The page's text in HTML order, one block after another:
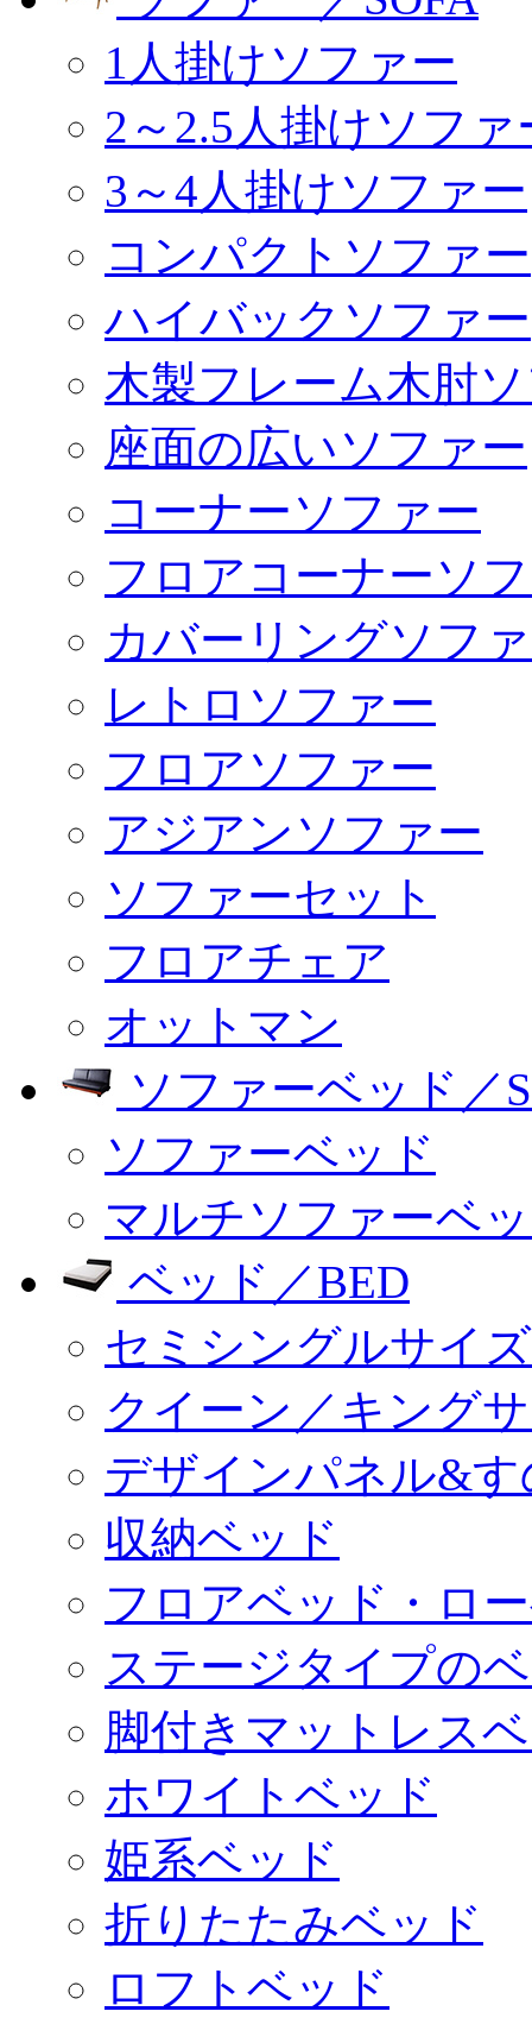
1人掛けソファー
2～2.5人掛けソファ
3～4人掛けソファー
コンパクトソファー
ハイバックソファー
木製フレーム木肘
座面の広いソファー
コーナーソファー
フロアコーナーソ
カバーリングソフ
レトロソファー
フロアソファー
アジアンソファー
ソファーセット
フロアチェア
オットマン
ソファーベッド／
ソファーベッド
マルチソファーベ
ベッド／BED
セミシングルサイ
クイーン／キング
デザインパネル&
収納ベッド
フロアベッド・ロ
ステージタイプの
脚付きマットレス
ホワイトベッド
姫系ベッド
折りたたみベッド
ロフトベッド